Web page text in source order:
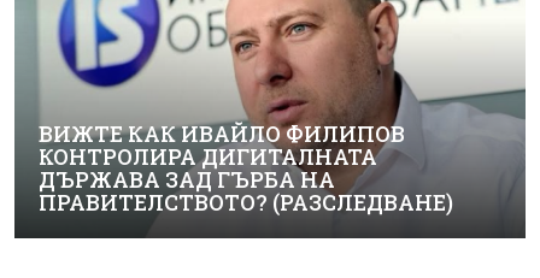
ВИЖТЕ КАК ИВАЙЛО ФИЛИПОВ
КОНТРОЛИРА ДИГИТАЛНАТА
ДЪРЖАВА ЗАД ГЪРБА НА
ПРАВИТЕЛСТВОТО? (РАЗСЛЕДВАНЕ)